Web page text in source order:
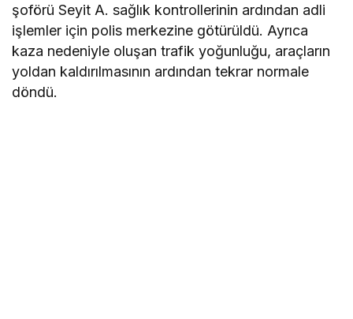
şoförü Seyit A. sağlık kontrollerinin ardından adli
işlemler için polis merkezine götürüldü. Ayrıca
kaza nedeniyle oluşan trafik yoğunluğu, araçların
yoldan kaldırılmasının ardından tekrar normale
döndü.